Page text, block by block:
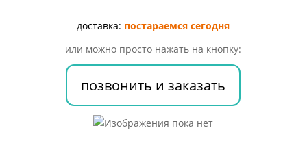
МГ
доставка: постараемся сегодня
или можно просто нажать на кнопку:
позвонить и заказать